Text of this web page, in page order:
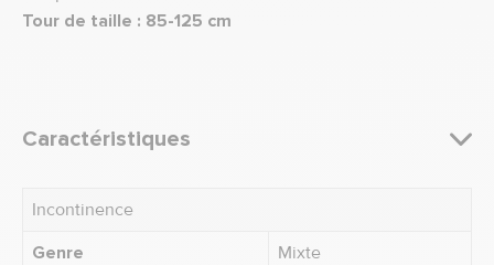
Caractéristiques
Incontinence
Genre
Mixte
Tour de taille : 85-125 cm